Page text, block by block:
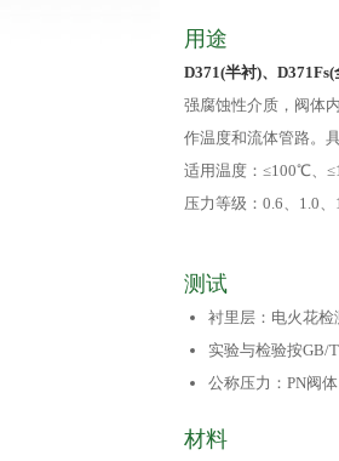
用途
D371(半衬)、
强腐蚀性介质，阀体
作温度和流体管路。
适用温度：≤100℃、
压力等级：0.6、1.0、
测试
衬里层：电火花检
实验与检验按GB/
公称压力：PN阀
材料